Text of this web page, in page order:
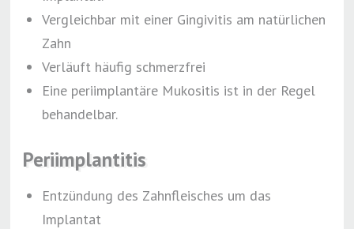
Vergleichbar mit einer Gingivitis am natürlichen
Zahn
Verläuft häufig schmerzfrei
Eine periimplantäre Mukositis ist in der Regel
behandelbar.
Periimplantitis
Entzündung des Zahnfleisches um das
Implantat